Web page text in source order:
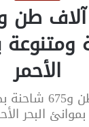
ومتنوعة
الأحمر
تداول 10
بموانئ البحر